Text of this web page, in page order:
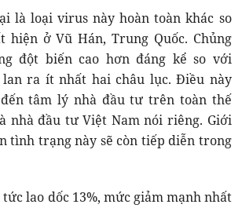
là loại virus này hoàn toàn khác so
hiện ở Vũ Hán, Trung Quốc. Chủng
đột biến cao hơn đáng kể so với
lan ra ít nhất hai châu lục. Điều này
tâm lý nhà đầu tư trên toàn thế
nhà đầu tư Việt Nam nói riêng. Giới
tình trạng này sẽ còn tiếp diễn trong
lao dốc 13%, mức giảm mạnh nhất